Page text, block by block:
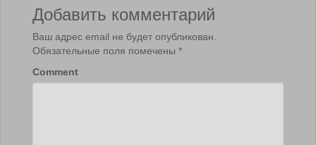
Добавить комментарий
Ваш адрес email не будет опубликован.
Обязательные поля помечены *
Comment